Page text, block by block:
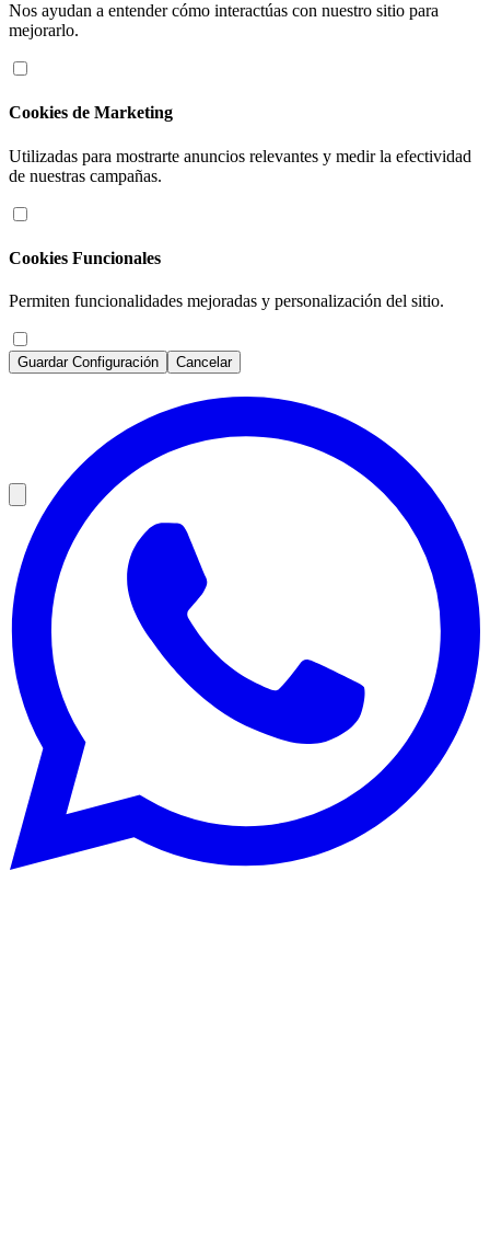
Nos ayudan a entender cómo interactúas con nuestro sitio para
mejorarlo.
Cookies de Marketing
Utilizadas para mostrarte anuncios relevantes y medir la efectividad
de nuestras campañas.
Cookies Funcionales
Permiten funcionalidades mejoradas y personalización del sitio.
Guardar Configuración Cancelar